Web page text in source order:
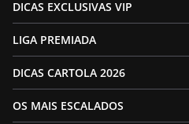
DICAS EXCLUSIVAS VIP
LIGA PREMIADA
DICAS CARTOLA 2026
OS MAIS ESCALADOS